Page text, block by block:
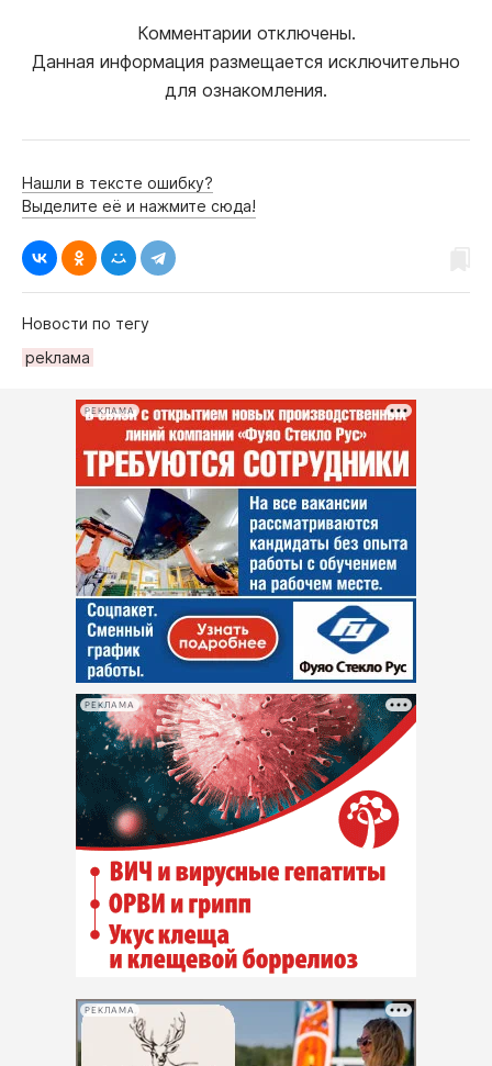
Комментарии отключены.
Данная информация размещается исключительно
для ознакомления.
Нашли в тексте ошибку?
Выделите её и нажмите сюда!
Новости по тегу
реkлама
РЕКЛАМА
РЕКЛАМА
РЕКЛАМА